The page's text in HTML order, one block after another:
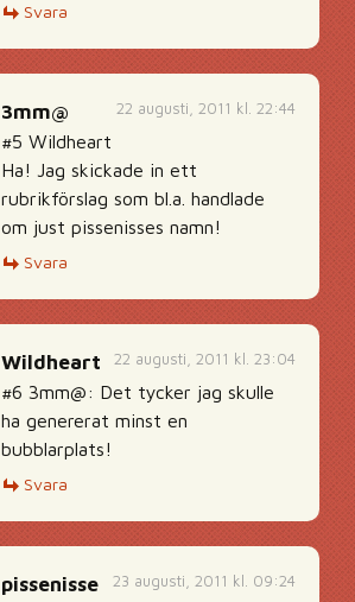
Svara
22 augusti, 2011 kl. 22:44
3mm@
#5 Wildheart
Ha! Jag skickade in ett
rubrikförslag som bl.a. handlade
om just pissenisses namn!
Svara
22 augusti, 2011 kl. 23:04
Wildheart
#6 3mm@: Det tycker jag skulle
ha genererat minst en
bubblarplats!
Svara
23 augusti, 2011 kl. 09:24
pissenisse